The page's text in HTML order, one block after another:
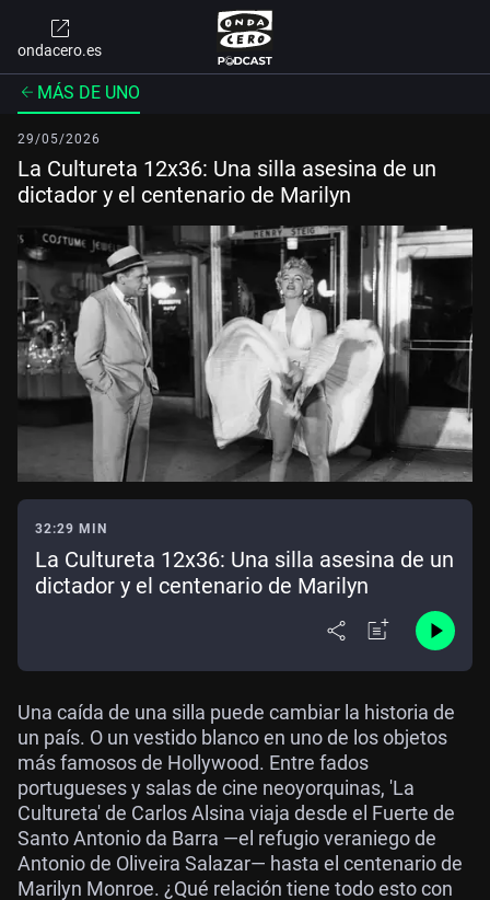
ondacero.es
MÁS DE UNO
29/05/2026
La Cultureta 12x36: Una silla asesina de un
dictador y el centenario de Marilyn
32:29 MIN
La Cultureta 12x36: Una silla asesina de un
dictador y el centenario de Marilyn
Una caída de una silla puede cambiar la historia de
un país. O un vestido blanco en uno de los objetos
más famosos de Hollywood. Entre fados
portugueses y salas de cine neoyorquinas, 'La
Cultureta' de Carlos Alsina viaja desde el Fuerte de
Santo Antonio da Barra —el refugio veraniego de
Antonio de Oliveira Salazar— hasta el centenario de
Marilyn Monroe. ¿Qué relación tiene todo esto con